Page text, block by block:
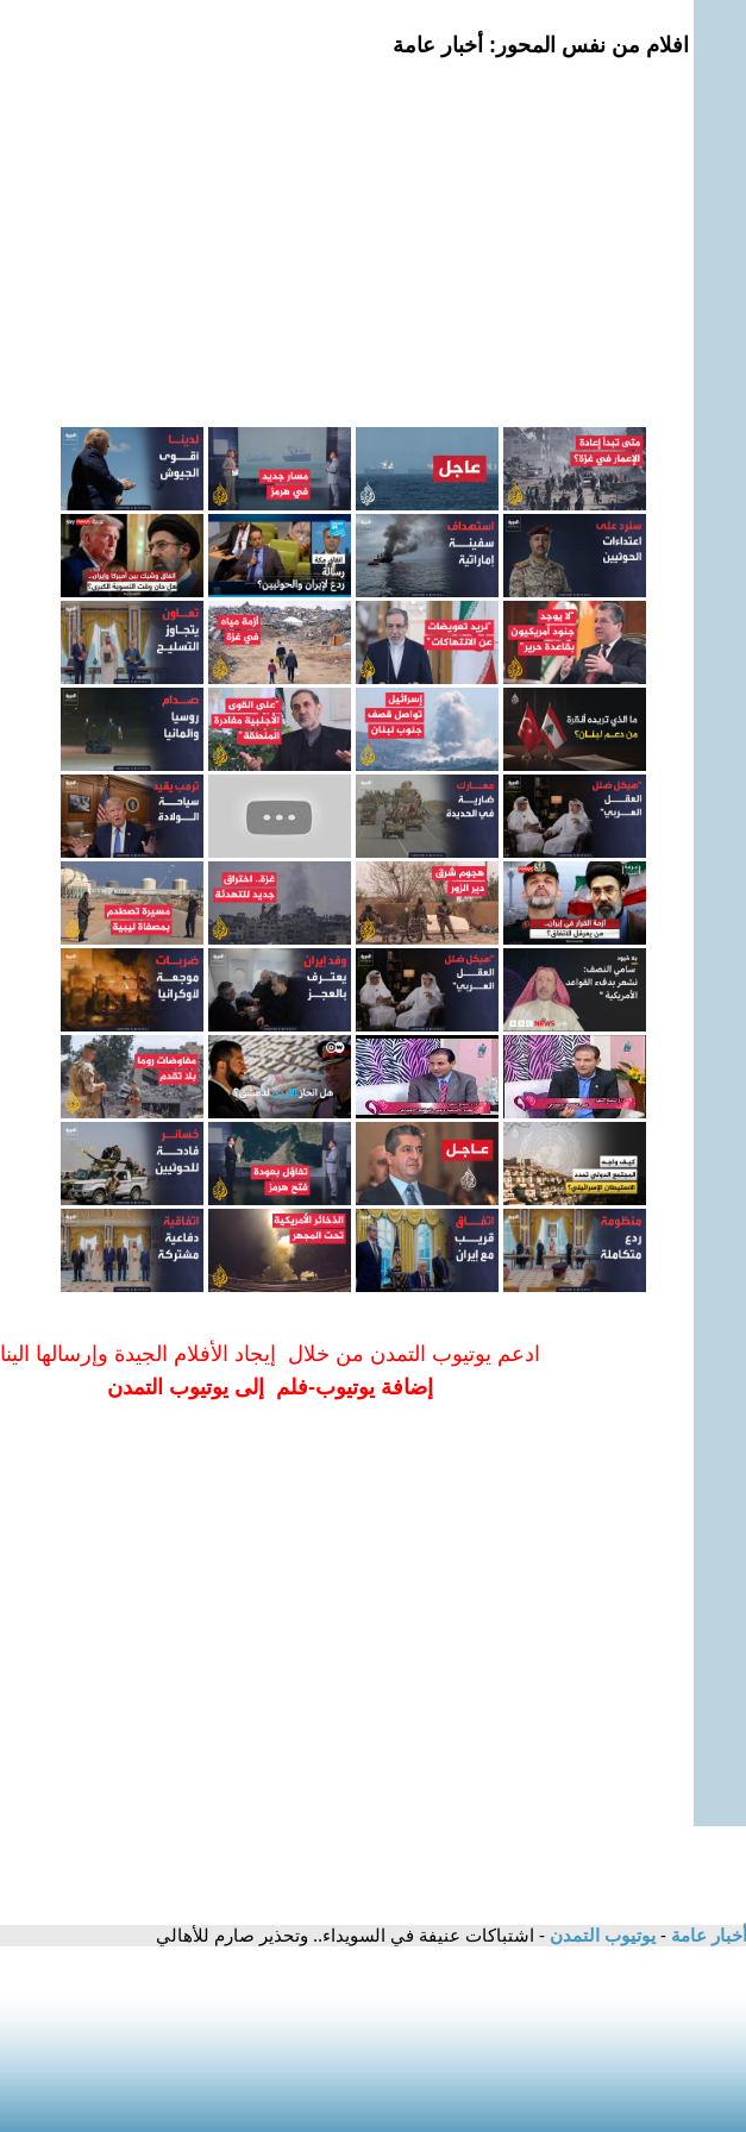
افلام من نفس المحور: أخبار عامة
ادعم يوتيوب التمدن من خلال إيجاد الأفلام الجيدة وإرسالها الينا
إضافة يوتيوب-فلم إلى يوتيوب التمدن
أخبار عامة - يوتيوب التمدن - اشتباكات عنيفة في السويداء.. وتحذير صارم للأهالي